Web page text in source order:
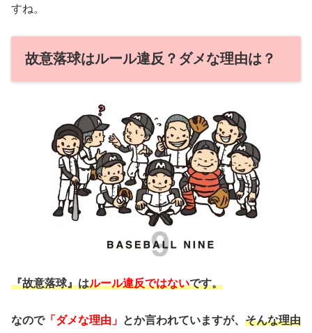
すね。
故意落球はルール違反？ダメな理由は？
『故意落球』はルール違反ではないです。
なので「ダメな理由」 とか言われていますが、 そんな理由